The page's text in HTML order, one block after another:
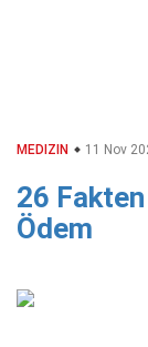
MEDIZIN 11 Nov
26
Ödem